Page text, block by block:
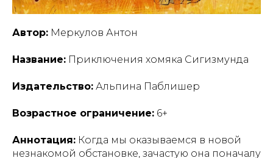
Автор: Меркулов Антон
Название: Приключения хомяка Сигизмунда
Издательство: Альпина Паблишер
Возрастное ограничение: 6+
Аннотация: Когда мы оказываемся в новой
незнакомой обстановке, зачастую она поначалу